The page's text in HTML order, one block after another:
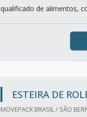
qualificado de alimentos,
ESTEIRA DE
MOVEPACK BRASIL / SÃO